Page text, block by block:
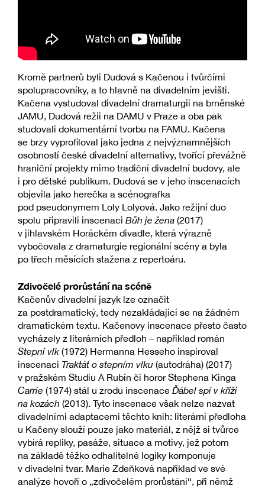
Kromě partnerů byli Dudová s Kačenou i tvůrčími
spolupracovníky, a to hlavně na divadelním jevišti.
Kačena vystudoval divadelní dramaturgii na brněnské
JAMU, Dudová režii na DAMU v Praze a oba pak
studovali dokumentární tvorbu na FAMU. Kačena
se brzy vyprofiloval jako jedna z nejvýznamnějších
osobností české divadelní alternativy, tvořící převážně
hraniční projekty mimo tradiční divadelní budovy, ale
i pro dětské publikum. Dudová se v jeho inscenacích
objevila jako herečka a scénografka
pod pseudonymem Loly Lolyová. Jako režijní duo
spolu připravili inscenaci Bůh je žena (2017)
v jihlavském Horáckém divadle, která výrazně
vybočovala z dramaturgie regionální scény a byla
po třech měsících stažena z repertoáru.
Zdivočelé prorůstání na scéně
Kačenův divadelní jazyk lze označit
za postdramatický, tedy nezakládající se na žádném
dramatickém textu. Kačenovy inscenace přesto často
vycházely z literárních předloh –⁠ například román
Stepní vlk (1972) Hermanna Hesseho inspiroval
inscenaci Traktát o stepním vlku (autodráha) (2017)
v pražském Studiu A Rubín či horor Stephena Kinga
Carrie (1974) stál u zrodu inscenace Ďábel spí v kříži
na kozách (2013). Tyto inscenace však nelze nazvat
divadelními adaptacemi těchto knih: literární předloha
u Kačeny slouží pouze jako materiál, z nějž si tvůrce
vybírá repliky, pasáže, situace a motivy, jež potom
na základě těžko odhalitelné logiky komponuje
v divadelní tvar. Marie Zdeňková například ve své
analýze hovoří o „zdivočelém prorůstání“, při němž